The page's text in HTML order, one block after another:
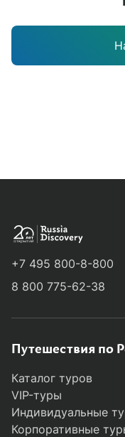
+7 495 800-8-800
8 800 775-62-38
Путешествия по
Каталог туров
VIP-туры
Индивидуальные
Корпоративные